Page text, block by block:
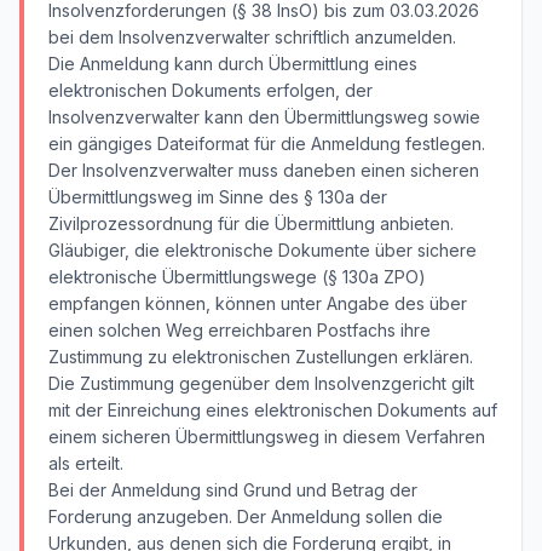
Insolvenzforderungen (§ 38 InsO) bis zum 03.03.2026
bei dem Insolvenzverwalter schriftlich anzumelden.
Die Anmeldung kann durch Übermittlung eines
elektronischen Dokuments erfolgen, der
Insolvenzverwalter kann den Übermittlungsweg sowie
ein gängiges Dateiformat für die Anmeldung festlegen.
Der Insolvenzverwalter muss daneben einen sicheren
Übermittlungsweg im Sinne des § 130a der
Zivilprozessordnung für die Übermittlung anbieten.
Gläubiger, die elektronische Dokumente über sichere
elektronische Übermittlungswege (§ 130a ZPO)
empfangen können, können unter Angabe des über
einen solchen Weg erreichbaren Postfachs ihre
Zustimmung zu elektronischen Zustellungen erklären.
Die Zustimmung gegenüber dem Insolvenzgericht gilt
mit der Einreichung eines elektronischen Dokuments auf
einem sicheren Übermittlungsweg in diesem Verfahren
als erteilt.
Bei der Anmeldung sind Grund und Betrag der
Forderung anzugeben. Der Anmeldung sollen die
Urkunden, aus denen sich die Forderung ergibt, in